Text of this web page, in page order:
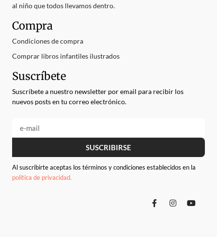
al niño que todos llevamos dentro.
Compra
Condiciones de compra
Comprar libros infantiles ilustrados
Suscríbete
Suscríbete a nuestro newsletter por email para recibir los
nuevos posts en tu correo electrónico.
SUSCRIBIRSE
Al suscribirte aceptas los términos y condiciones establecidos en la
política de privacidad.